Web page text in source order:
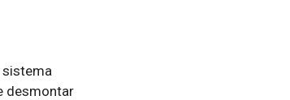
sistema
desmontar